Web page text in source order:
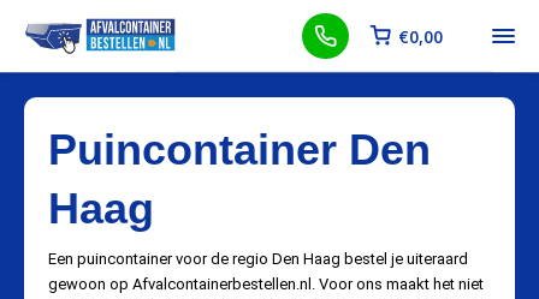
€0,00
Puincontainer Den
Haag
Een puincontainer voor de regio Den Haag bestel je uiteraard
gewoon op Afvalcontainerbestellen.nl. Voor ons maakt het niet